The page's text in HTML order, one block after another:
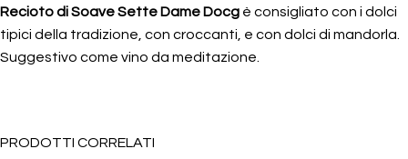
Recioto di Soave Sette Dame Docg è consigliato con i dolci
tipici della tradizione, con croccanti, e con dolci di mandorla.
Suggestivo come vino da meditazione.
PRODOTTI CORRELATI